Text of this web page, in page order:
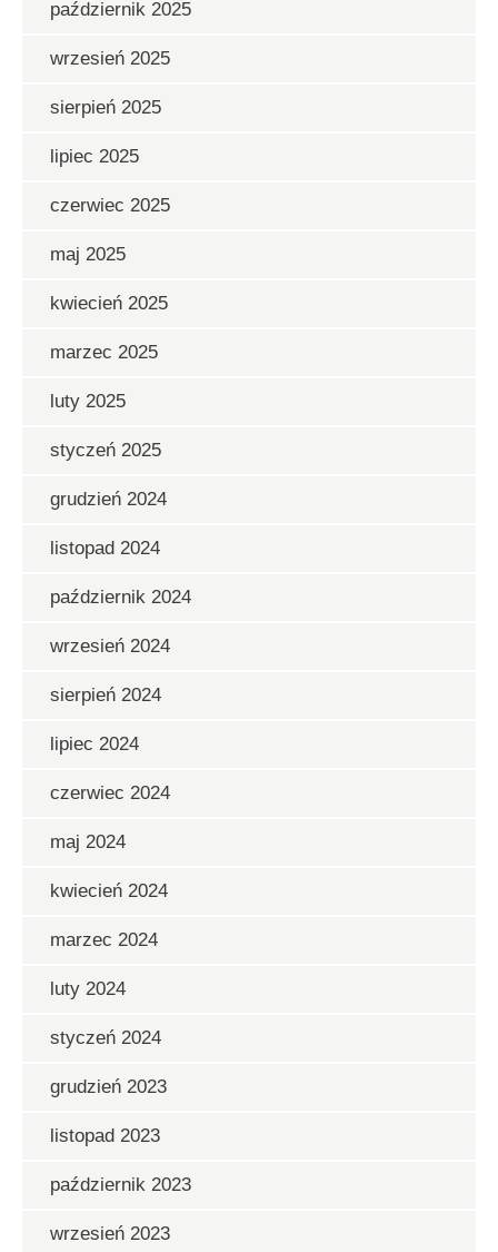
październik 2025
wrzesień 2025
sierpień 2025
lipiec 2025
czerwiec 2025
maj 2025
kwiecień 2025
marzec 2025
luty 2025
styczeń 2025
grudzień 2024
listopad 2024
październik 2024
wrzesień 2024
sierpień 2024
lipiec 2024
czerwiec 2024
maj 2024
kwiecień 2024
marzec 2024
luty 2024
styczeń 2024
grudzień 2023
listopad 2023
październik 2023
wrzesień 2023